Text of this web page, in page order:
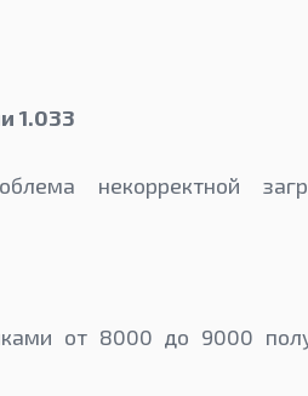
1.033
некорректной
от 8000 до 9000